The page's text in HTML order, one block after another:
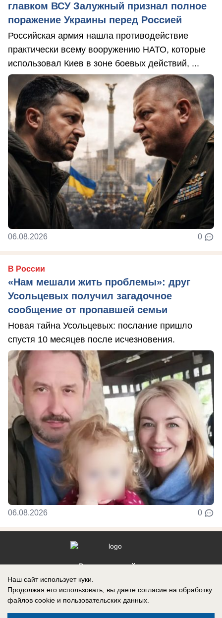
главком ВСУ Залужный признал полное
поражение Украины перед Россией
Российская армия нашла противодействие
практически всему вооружению НАТО, которые
использовал Киев в зоне боевых действий, ...
06.08.2026 0
В России
«Нам мешали жить проблемы»: друг
Усольцевых получил загадочное
сообщение от пропавшей семьи
Новая тайна Усольцевых: послание пришло
спустя 10 месяцев после исчезновения.
06.08.2026 0
Реклама на сайте
Наш сайт использует куки.
Продолжая его использовать, вы даете согласие на обработку
файлов cookie и пользовательских данных.